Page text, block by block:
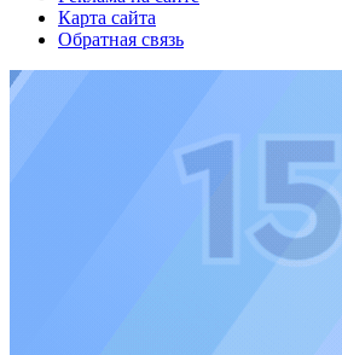
Карта сайта
Обратная связь